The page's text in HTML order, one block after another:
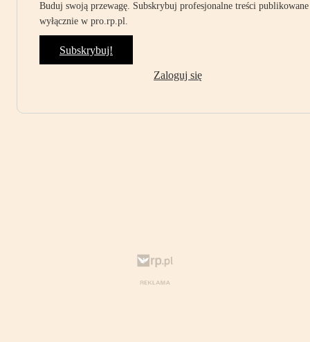
Buduj swoją przewagę. Subskrybuj profesjonalne treści publikowane
wyłącznie w pro.rp.pl.
Subskrybuj!
Zaloguj się